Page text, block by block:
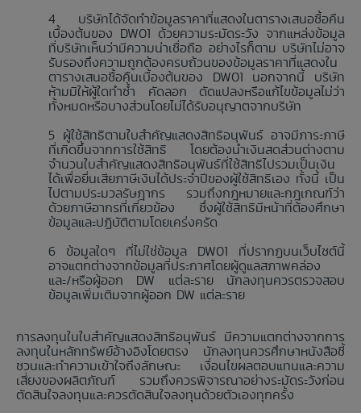
บริษัทได้จัดทำข้อมูลราคาที่แสดงในตารางเสนอซื้อคืน
เบื้องต้นของ DW01 ด้วยความระมัดระวัง จากแหล่งข้อมูล
ที่บริษัทเห็นว่ามีความน่าเชื่อถือ อย่างไรก็ตาม บริษัทไม่อาจ
รับรองถึงความถูกต้องครบถ้วนของข้อมูลราคาที่แสดงใน
ตารางเสนอซื้อคืนเบื้องต้นของ DW01 นอกจากนี้ บริษัท
ห้ามมิให้ผู้ใดทำซ้ำ คัดลอก ดัดแปลงหรือแก้ไขข้อมูลไม่ว่า
ทั้งหมดหรือบางส่วนโดยไม่ได้รับอนุญาตจากบริษัท
ผู้ใช้สิทธิตามใบสำคัญแสดงสิทธิอนุพันธ์ อาจมีภาระภาษี
ที่เกิดขึ้นจากการใช้สิทธิ โดยต้องนำเงินสดส่วนต่างตาม
จำนวนใบสำคัญแสดงสิทธิอนุพันธ์ที่ใช้สิทธิไปรวมเป็นเงิน
ได้เพื่อยื่นเสียภาษีเงินได้ประจำปีของผู้ใช้สิทธิเอง ทั้งนี้ เป็น
ไปตามประมวลรัษฎากร รวมถึงกฎหมายและกฎเกณฑ์ว่า
ด้วยภาษีอากรที่เกี่ยวข้อง ซึ่งผู้ใช้สิทธิมีหน้าที่ต้องศึกษา
ข้อมูลและปฏิบัติตามโดยเคร่งครัด
ข้อมูลใดๆ ที่ไม่ใช่ข้อมูล DW01 ที่ปรากฏบนเว็บไซต์นี้
อาจแตกต่างจากข้อมูลที่ประกาศโดยผู้ดูแลสภาพคล่อง
และ/หรือผู้ออก DW แต่ละราย นักลงทุนควรตรวจสอบ
ข้อมูลเพิ่มเติมจากผู้ออก DW แต่ละราย
การลงทุนในใบสำคัญแสดงสิทธิอนุพันธ์ มีความแตกต่างจากการ
ลงทุนในหลักทรัพย์อ้างอิงโดยตรง นักลงทุนควรศึกษาหนังสือชี้
ชวนและทำความเข้าใจถึงลักษณะ เงื่อนไขผลตอบแทนและความ
เสี่ยงของผลิตภัณฑ์ รวมถึงควรพิจารณาอย่างระมัดระวังก่อน
ตัดสินใจลงทุนและควรตัดสินใจลงทุนด้วยตัวเองทุกครั้ง